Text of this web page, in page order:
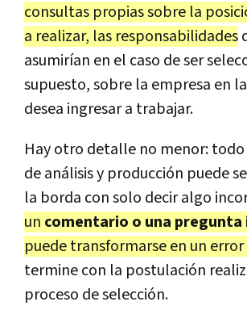
consultas propias sobre la
a realizar, las responsabilidades
asumirían en el caso de ser
supuesto, sobre la empresa en
desea ingresar a trabajar.
Hay otro detalle no menor:
de análisis y producción puede
la borda con solo decir algo
un comentario o una pregunta
puede transformarse en un
termine con la postulación
proceso de selección.